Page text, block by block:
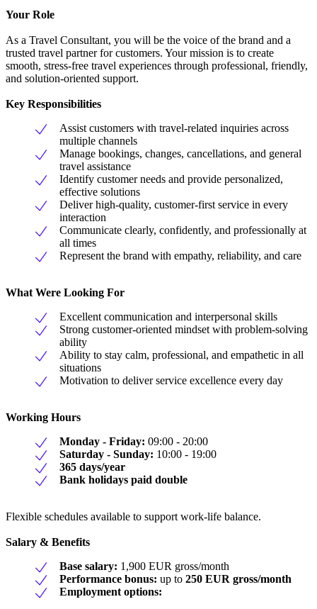
Your Role
As a Travel Consultant, you will be the voice of the brand and a
trusted travel partner for customers. Your mission is to create
smooth, stress-free travel experiences through professional, friendly,
and solution-oriented support.
Key Responsibilities
Assist customers with travel-related inquiries across
multiple channels
Manage bookings, changes, cancellations, and general
travel assistance
Identify customer needs and provide personalized,
effective solutions
Deliver high-quality, customer-first service in every
interaction
Communicate clearly, confidently, and professionally at
all times
Represent the brand with empathy, reliability, and care
What Were Looking For
Excellent communication and interpersonal skills
Strong customer-oriented mindset with problem-solving
ability
Ability to stay calm, professional, and empathetic in all
situations
Motivation to deliver service excellence every day
Working Hours
Monday - Friday: 09:00 - 20:00
Saturday - Sunday: 10:00 - 19:00
365 days/year
Bank holidays paid double
Flexible schedules available to support work-life balance.
Salary & Benefits
Base salary: 1,900 EUR gross/month
Performance bonus: up to 250 EUR gross/month
Employment options: